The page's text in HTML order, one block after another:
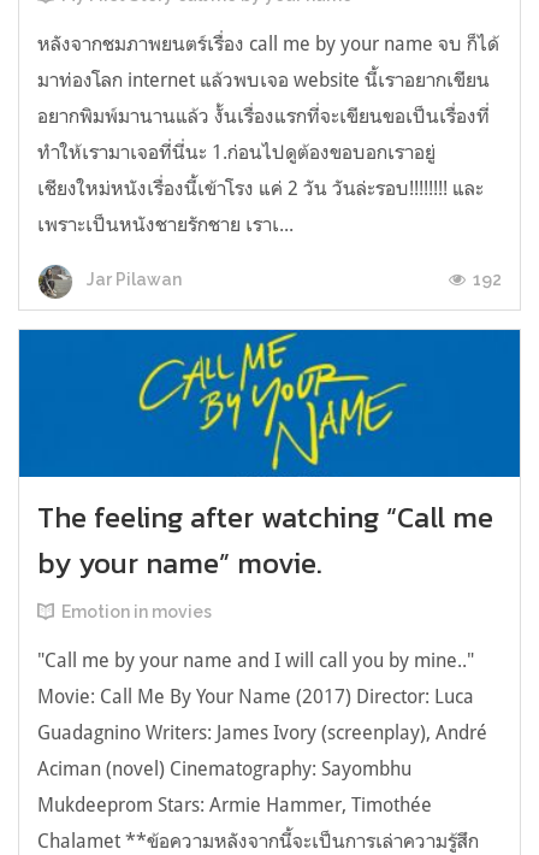
หลังจากชมภาพยนตร์เรื่อง call me by your name จบ ก็ได้
มาท่องโลก internet แล้วพบเจอ website นี้เราอยากเขียน
อยากพิมพ์มานานแล้ว งั้นเรื่องแรกที่จะเขียนขอเป็นเรื่องที่
ทำให้เรามาเจอที่นี่นะ 1.ก่อนไปดูต้องขอบอกเราอยู่
เชียงใหม่หนังเรื่องนี้เข้าโรง แค่ 2 วัน วันล่ะรอบ!!!!!!!! และ
เพราะเป็นหนังชายรักชาย เราเ...
Jar Pilawan 192
The feeling after watching “Call me
by your name” movie.
Emotion in movies
"Call me by your name and I will call you by mine.."
Movie: Call Me By Your Name (2017) Director: Luca
Guadagnino Writers: James Ivory (screenplay), André
Aciman (novel) Cinematography: Sayombhu
Mukdeeprom Stars: Armie Hammer, Timothée
Chalamet **ข้อความหลังจากนี้จะเป็นการเล่าความรู้สึก